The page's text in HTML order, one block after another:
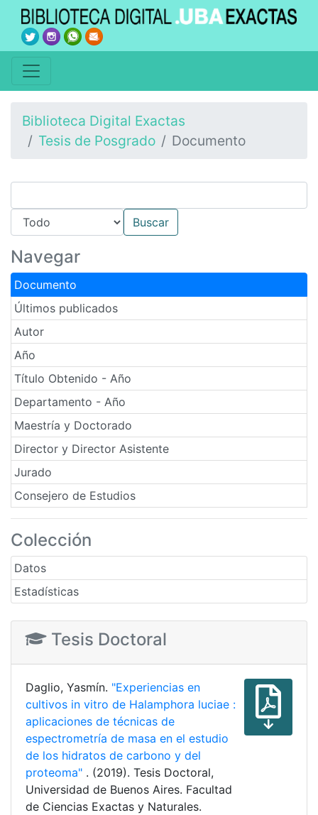
Biblioteca Digital Exactas
Tesis de Posgrado
Documento
Navegar
Documento
Últimos publicados
Autor
Año
Título Obtenido - Año
Departamento - Año
Maestría y Doctorado
Director y Director Asistente
Jurado
Consejero de Estudios
Colección
Datos
Estadísticas
Tesis Doctoral
Daglio, Yasmín. "Experiencias en
cultivos in vitro de Halamphora luciae :
aplicaciones de técnicas de
espectrometría de masa en el estudio
de los hidratos de carbono y del
proteoma" . (2019). Tesis Doctoral,
Universidad de Buenos Aires. Facultad
de Ciencias Exactas y Naturales.